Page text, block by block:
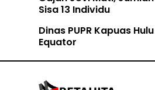
Sisa 13 Individu
Dinas PUPR Kapuas
Equator